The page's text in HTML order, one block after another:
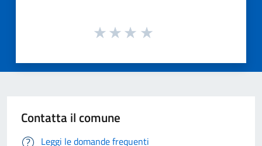
Contatta il comune
Leggi le domande frequenti